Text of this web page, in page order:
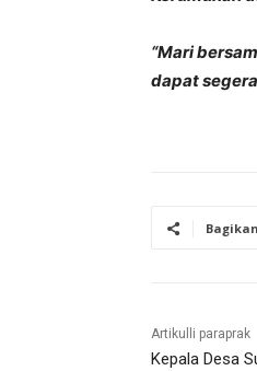
“Mari
dapat
Bagikan
Artikulli paraprak
Kepala Desa